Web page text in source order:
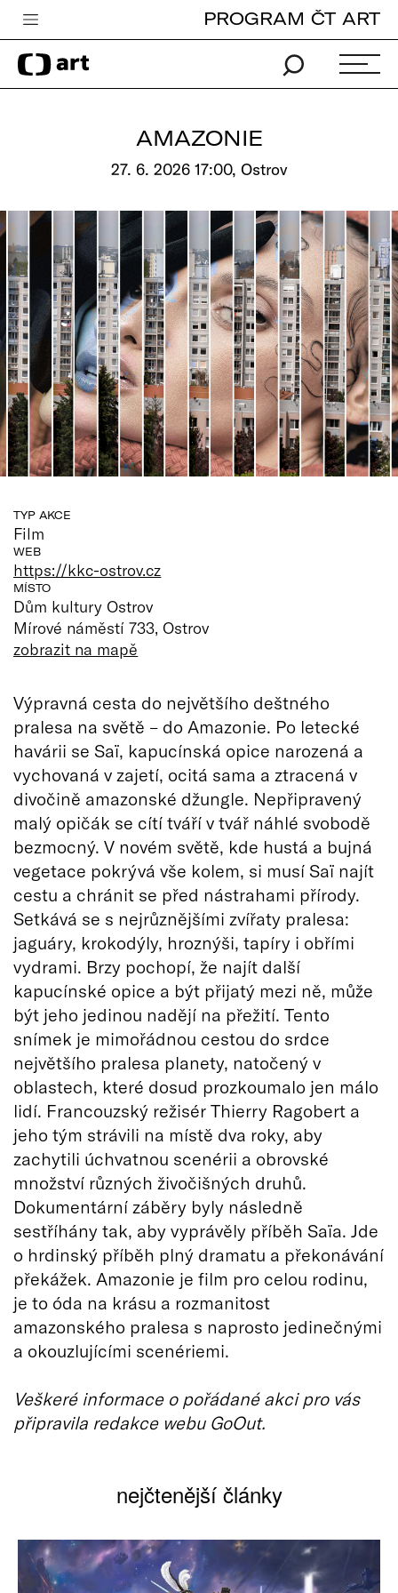
Česká televize
Zpravodajství
Pro děti
edu
Vše o ČT
PROGRAM ČT ART
AMAZONIE
27. 6. 2026 17:00, Ostrov
TYP AKCE
Film
WEB
https://kkc-ostrov.cz
MÍSTO
Dům kultury Ostrov
Mírové náměstí 733, Ostrov
zobrazit na mapě
Výpravná cesta do největšího deštného
pralesa na světě – do Amazonie. Po letecké
havárii se Saï, kapucínská opice narozená a
vychovaná v zajetí, ocitá sama a ztracená v
divočině amazonské džungle. Nepřipravený
malý opičák se cítí tváří v tvář náhlé svobodě
bezmocný. V novém světě, kde hustá a bujná
vegetace pokrývá vše kolem, si musí Saï najít
cestu a chránit se před nástrahami přírody.
Setkává se s nejrůznějšími zvířaty pralesa:
jaguáry, krokodýly, hroznýši, tapíry i obřími
vydrami. Brzy pochopí, že najít další
kapucínské opice a být přijatý mezi ně, může
být jeho jedinou nadějí na přežití. Tento
snímek je mimořádnou cestou do srdce
největšího pralesa planety, natočený v
oblastech, které dosud prozkoumalo jen málo
lidí. Francouzský režisér Thierry Ragobert a
jeho tým strávili na místě dva roky, aby
zachytili úchvatnou scenérii a obrovské
množství různých živočišných druhů.
Dokumentární záběry byly následně
sestříhány tak, aby vyprávěly příběh Saïa. Jde
o hrdinský příběh plný dramatu a překonávání
překážek. Amazonie je film pro celou rodinu,
je to óda na krásu a rozmanitost
amazonského pralesa s naprosto jedinečnými
a okouzlujícími scenériemi.
Veškeré informace o pořádané akci pro vás
připravila redakce webu GoOut.
nejčtenější články